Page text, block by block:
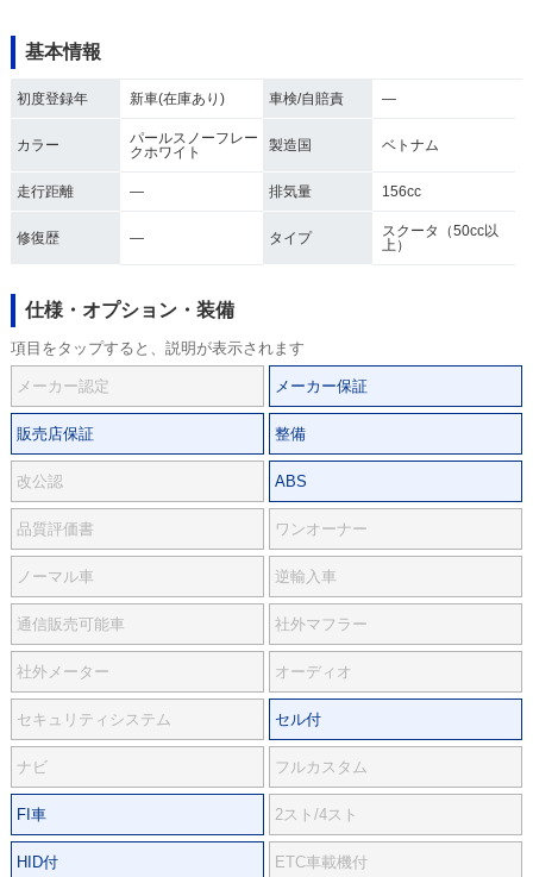
基本情報
初度登録年 新車(在庫あり) 車検/自賠責 ―
カラー
パールスノーフレー
クホワイト
製造国 ベトナム
走行距離 ― 排気量 156cc
修復歴 ― タイプ
スクータ（50cc以
上）
仕様・オプション・装備
項目をタップすると、説明が表示されます
メーカー認定 メーカー保証
販売店保証 整備
改公認 ABS
品質評価書 ワンオーナー
ノーマル車 逆輸入車
通信販売可能車 社外マフラー
社外メーター オーディオ
セキュリティシステム セル付
ナビ フルカスタム
FI車 2スト/4スト
HID付 ETC車載機付